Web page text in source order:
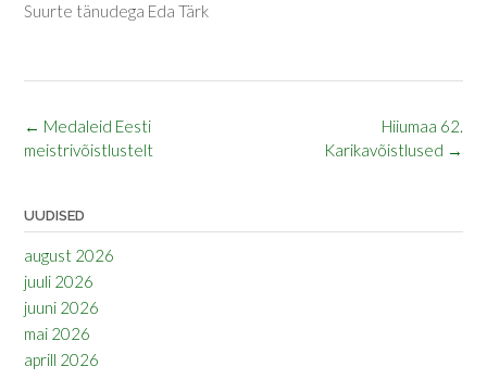
Suurte tänudega Eda Tärk
Post
navigation
Hiiumaa 62.
Karikavõistlused →
← Medaleid Eesti
meistrivõistlustelt
UUDISED
august 2026
juuli 2026
juuni 2026
mai 2026
aprill 2026